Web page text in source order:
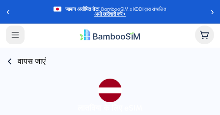
‹ जापान असीमित डेटा, BambooSIM x KDDI द्वारा संचालित
अभी खरीदारी करें→ ›
वापस जाएं